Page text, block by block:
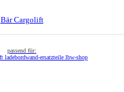
Bär Cargolift